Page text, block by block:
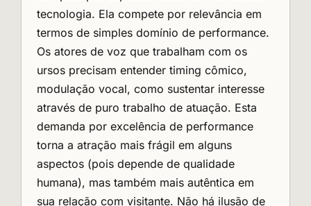
tecnologia. Ela compete por relevância em
termos de simples domínio de performance.
Os atores de voz que trabalham com os
ursos precisam entender timing cômico,
modulação vocal, como sustentar interesse
através de puro trabalho de atuação. Esta
demanda por excelência de performance
torna a atração mais frágil em alguns
aspectos (pois depende de qualidade
humana), mas também mais autêntica em
sua relação com visitante. Não há ilusão de